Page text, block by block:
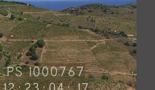
PAYS
CARTE
COLLECTIONS